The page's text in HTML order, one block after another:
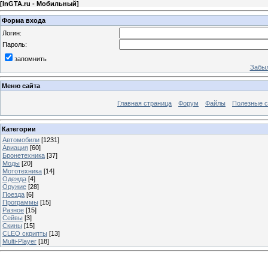
[InGTA.ru - Мобильный]
Форма входа
Логин:
Пароль:
запомнить
Меню сайта
Главная страница Форум Файлы Полезные
Категории
Автомобили [1231]
Авиация [60]
Бронетехника [37]
Моды [20]
Мототехника [14]
Одежда [4]
Оружие [28]
Поезда [6]
Программы [15]
Разное [15]
Сейвы [3]
Скины [15]
CLEO скрипты [13]
Multi-Player [18]